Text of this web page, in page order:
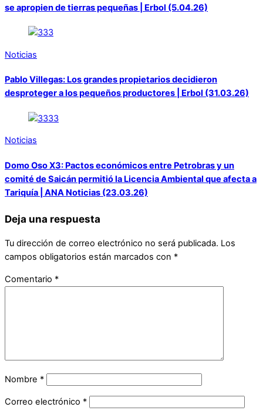
se apropien de tierras pequeñas | Erbol (5.04.26)
Noticias
Pablo Villegas: Los grandes propietarios decidieron
desproteger a los pequeños productores | Erbol (31.03.26)
Noticias
Domo Oso X3: Pactos económicos entre Petrobras y un
comité de Saicán permitió la Licencia Ambiental que afecta a
Tariquía | ANA Noticias (23.03.26)
Deja una respuesta
Tu dirección de correo electrónico no será publicada. Los
campos obligatorios están marcados con *
Comentario *
Nombre *
Correo electrónico *